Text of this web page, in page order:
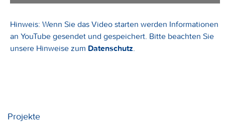
Hinweis: Wenn Sie das Video starten werden Informationen
an YouTube gesendet und gespeichert. Bitte beachten Sie
unsere Hinweise zum Datenschutz.
Projekte